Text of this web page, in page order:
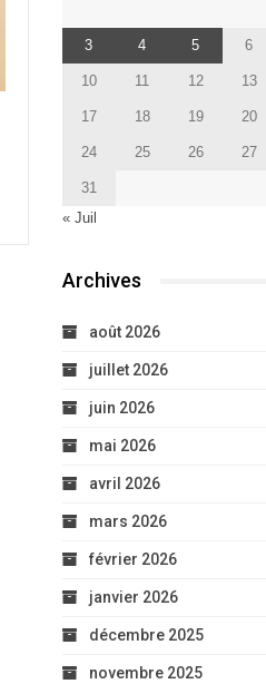
3 4 5 6
10 11 12 13
17 18 19 20
24 25 26 27
31
« Juil
Archives
août 2026
juillet 2026
juin 2026
mai 2026
avril 2026
mars 2026
février 2026
janvier 2026
décembre 2025
novembre 2025